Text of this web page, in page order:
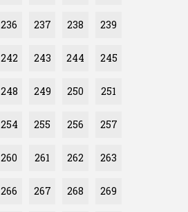
236 237 238 239
242 243 244 245
248 249 250 251
254 255 256 257
260 261 262 263
266 267 268 269